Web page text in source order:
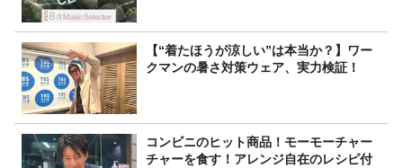
【“着たほうが涼しい”は本当か？】ワー
クマンの暑さ対策ウェア、実力検証！
コンビニのヒット商品！モーモーチャー
チャーを食す！アレンジ自在のレシピ付